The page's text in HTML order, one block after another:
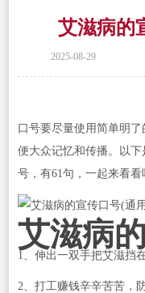
艾滋病的
2025-08-29
口号要尽量使用简单明
便大众记忆和传播。以
号，有61句，一起来看看
艾滋病
1、伸出一双手把艾滋挡
2、打工赚钱辛辛苦苦，